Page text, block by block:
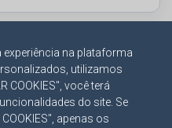
experiência na plataforma
utilizamos
COOKIES", você terá
do site. Se
apenas os
Patrícia
do Conselheiro